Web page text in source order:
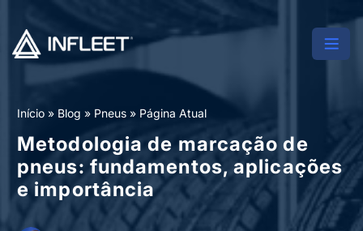
Início » Blog » Pneus » Página Atual
Metodologia de marcação de
pneus: fundamentos, aplicações
e importância